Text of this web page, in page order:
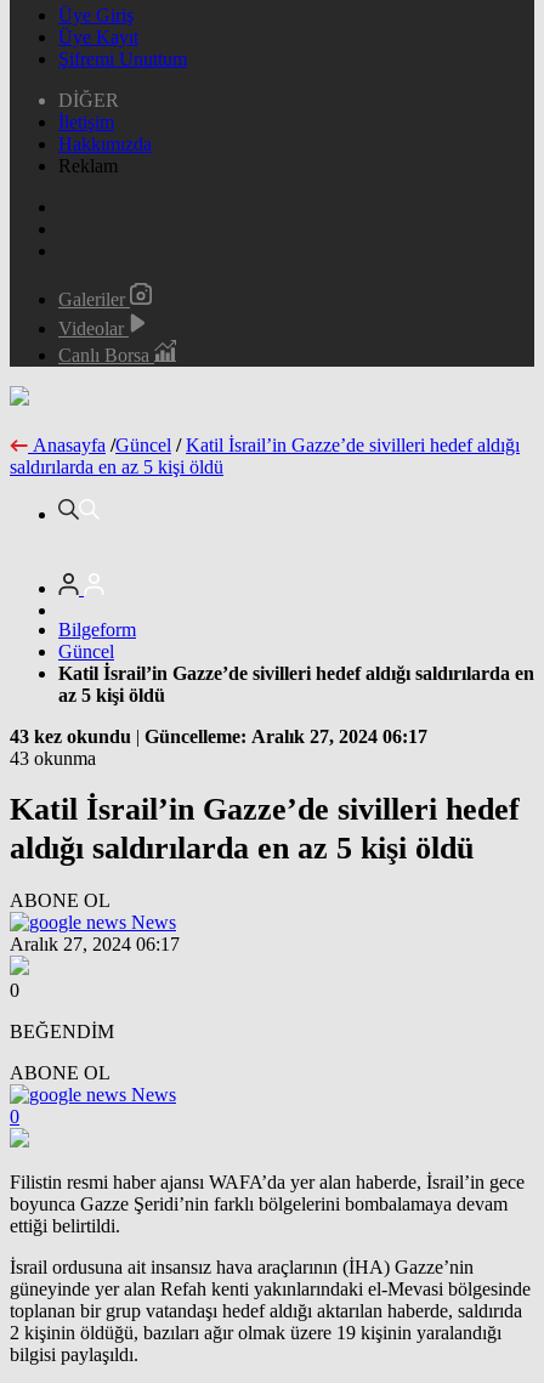
Üye Giriş
Üye Kayıt
Şifremi Unuttum
DİĞER
İletişim
Hakkımızda
Reklam
Galeriler
Videolar
Canlı Borsa
Anasayfa /Güncel / Katil İsrail’in Gazze’de sivilleri hedef aldığı
saldırılarda en az 5 kişi öldü
Bilgeform
Güncel
Katil İsrail’in Gazze’de sivilleri hedef aldığı saldırılarda en
az 5 kişi öldü
43 kez okundu | Güncelleme: Aralık 27, 2024 06:17
43 okunma
Katil İsrail’in Gazze’de sivilleri hedef
aldığı saldırılarda en az 5 kişi öldü
ABONE OL
News
Aralık 27, 2024 06:17
0
BEĞENDİM
ABONE OL
News
0
Filistin resmi haber ajansı WAFA’da yer alan haberde, İsrail’in gece
boyunca Gazze Şeridi’nin farklı bölgelerini bombalamaya devam
ettiği belirtildi.
İsrail ordusuna ait insansız hava araçlarının (İHA) Gazze’nin
güneyinde yer alan Refah kenti yakınlarındaki el-Mevasi bölgesinde
toplanan bir grup vatandaşı hedef aldığı aktarılan haberde, saldırıda
2 kişinin öldüğü, bazıları ağır olmak üzere 19 kişinin yaralandığı
bilgisi paylaşıldı.